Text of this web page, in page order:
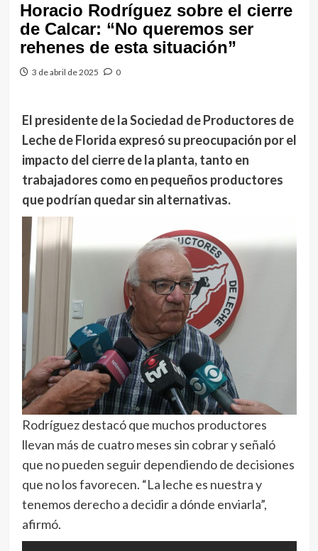
Horacio Rodríguez sobre el cierre
de Calcar: “No queremos ser
rehenes de esta situación”
3 de abril de 2025 0
El presidente de la Sociedad de Productores de
Leche de Florida expresó su preocupación por el
impacto del cierre de la planta, tanto en
trabajadores como en pequeños productores
que podrían quedar sin alternativas.
Rodríguez destacó que muchos productores
llevan más de cuatro meses sin cobrar y señaló
que no pueden seguir dependiendo de decisiones
que no los favorecen. “La leche es nuestra y
tenemos derecho a decidir a dónde enviarla”,
afirmó.